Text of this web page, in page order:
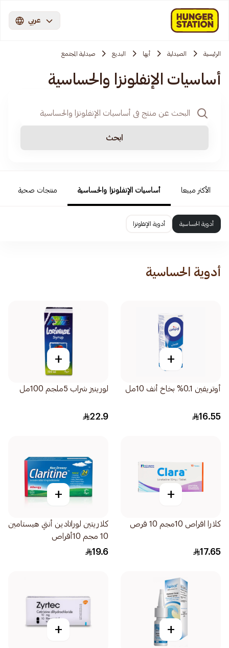
عربي
الرئيسية الصيدلية أبها البديع صيدلية المجتمع
أساسيات الإنفلونزا والحساسية
ابحث
الأكثر مبيعا أساسيات الإنفلونزا والحساسية منتجات صحية
أدوية الحساسية أدوية الإنفلونزا
أدوية الحساسية
+
أوتريفين 0.1% بخاخ أنف 10مل
16.55
+
لورينيز شراب 5ملجم 100مل
22.9
+
كلارا اقراص 10مجم 10 قرص
17.65
+
كلاريتين لوراتادين أنتي هيستامين
10 مجم 10أقراص
19.6
+
+